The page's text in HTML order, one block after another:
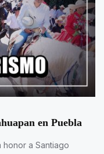
en Puebla
honor a Santiago